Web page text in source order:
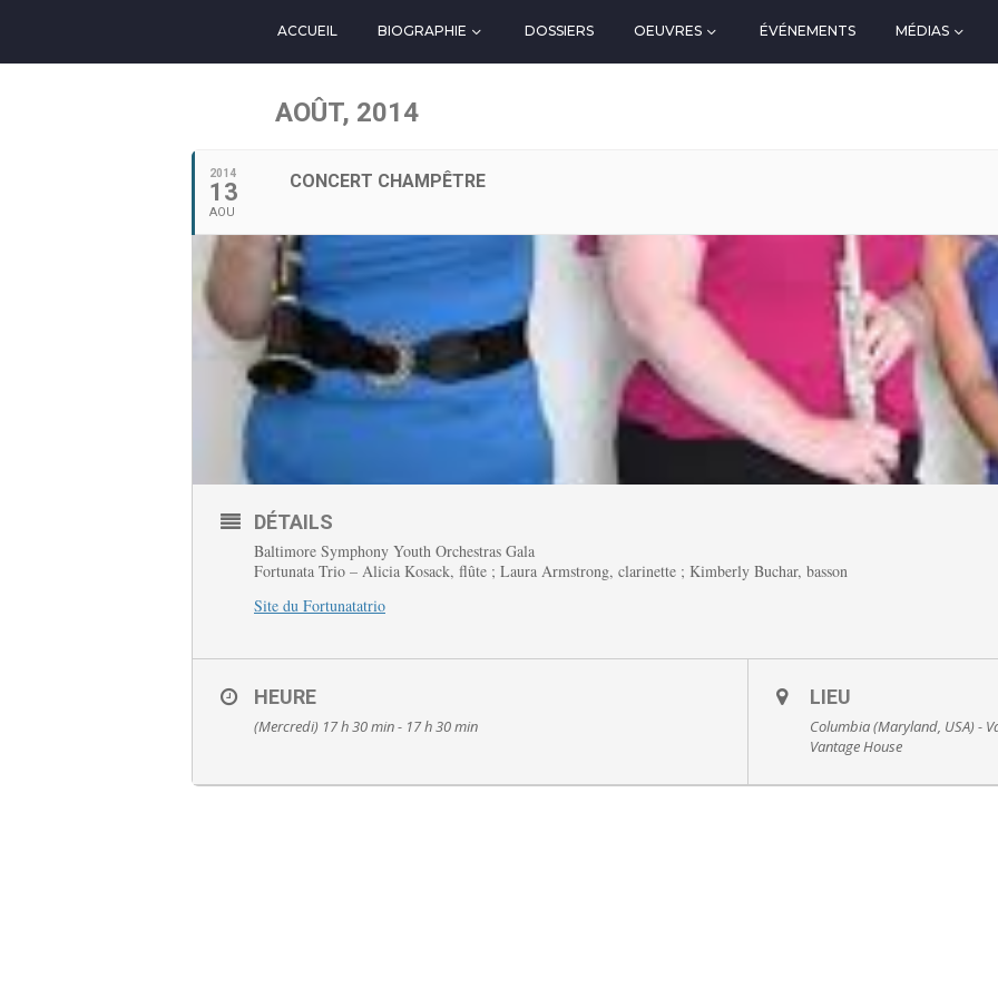
ACCUEIL BIOGRAPHIE DOSSIERS OEUVRES ÉVÉNEMENTS MÉDIAS
AOÛT, 2014
2014
13
AOU
CONCERT CHAMPÊTRE
DÉTAILS
Baltimore Symphony Youth Orchestras Gala
Fortunata Trio – Alicia Kosack, flûte ; Laura Armstrong, clarinette ; Kimberly Buchar, basson
Site du Fortunatatrio
HEURE
(Mercredi) 17 h 30 min - 17 h 30 min
LIEU
Columbia (Maryland, USA) -
Vantage House